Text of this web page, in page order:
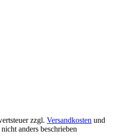
zzgl. Versandkosten und
anders beschrieben